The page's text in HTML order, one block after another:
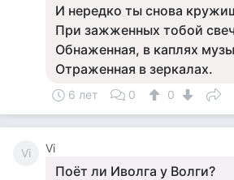
И нередко ты снова
При зажженных тобой
Обнаженная, в каплях
Отраженная в зеркалах.
6 лет 0 0
Vi Vi
Поёт ли Иволга у Волги?